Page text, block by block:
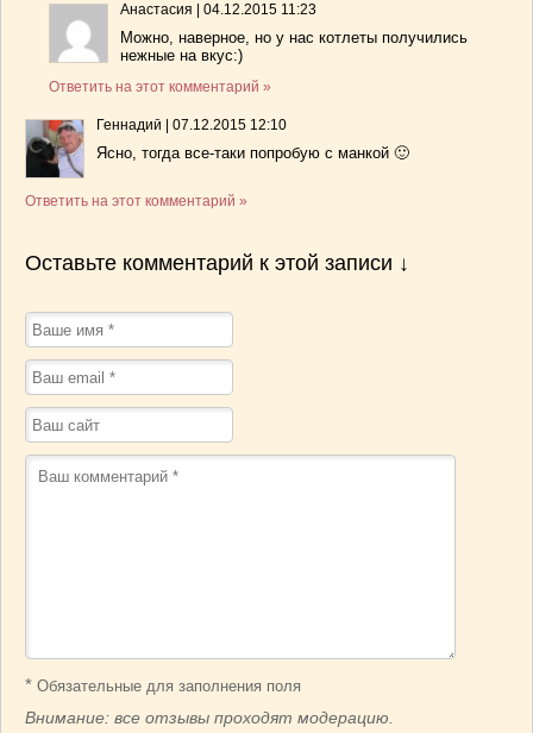
Анастасия
04.12.2015 11:23
Можно, наверное, но у нас котлеты получились
нежные на вкус:)
Ответить на этот комментарий »
Геннадий 07.12.2015 12:10
Ясно, тогда все-таки попробую с манкой 🙂
Ответить на этот комментарий »
Оставьте комментарий к этой записи ↓
* Обязательные для заполнения поля
Внимание: все отзывы проходят модерацию.